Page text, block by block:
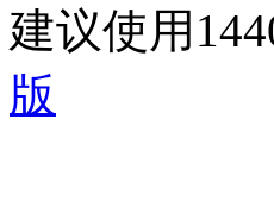
建议使用
版